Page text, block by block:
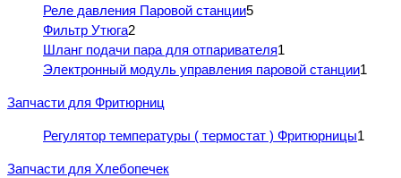
Реле давления Паровой станции5
Фильтр Утюга2
Шланг подачи пара для отпаривателя1
Электронный модуль управления паровой станции1
Запчасти для Фритюрниц
Регулятор температуры ( термостат ) Фритюрницы1
Запчасти для Хлебопечек